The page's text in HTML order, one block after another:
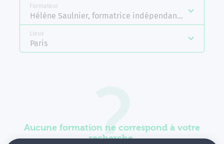
Formateur
Hélène Saulnier, formatrice indépendante
Lieux
Paris
Aucune formation ne correspond à votre
recherche.